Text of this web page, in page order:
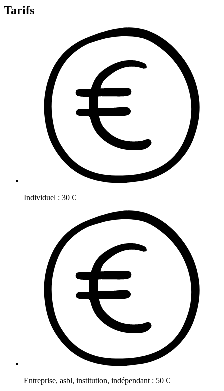
Tarifs
Individuel : 30 €
Entreprise, asbl, institution, indépendant : 50 €